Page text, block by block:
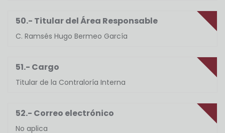
50.- Titular del Área Responsable
C. Ramsés Hugo Bermeo García
51.- Cargo
Titular de la Contraloría Interna
52.- Correo electrónico
No aplica